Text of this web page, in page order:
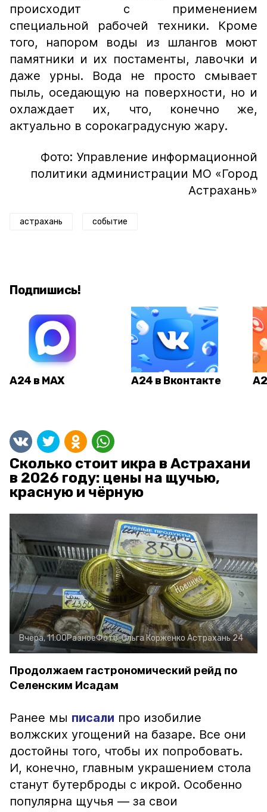
происходит с применением
специальной рабочей техники. Кроме
того, напором воды из шлангов моют
памятники и их постаменты, лавочки и
даже урны. Вода не просто смывает
пыль, оседающую на поверхности, но и
охлаждает их, что, конечно же,
актуально в сорокаградусную жару.
Фото: Управление информационной
политики администрации МО «Город
Астрахань»
астрахань событие
Подпишись!
А24 в MAX А24 в Вконтакте
Сколько стоит икра в Астрахани
в 2026 году: цены на щучью,
красную и чёрную
Вчера, 11:00РазноеФото:Ольга Корженко Астрахань 24
Продолжаем гастрономический рейд по
Селенским Исадам
Ранее мы писали про изобилие
волжских угощений на базаре. Все они
достойны того, чтобы их попробовать.
И, конечно, главным украшением стола
станут бутерброды с икрой. Особенно
популярна щучья — за свои